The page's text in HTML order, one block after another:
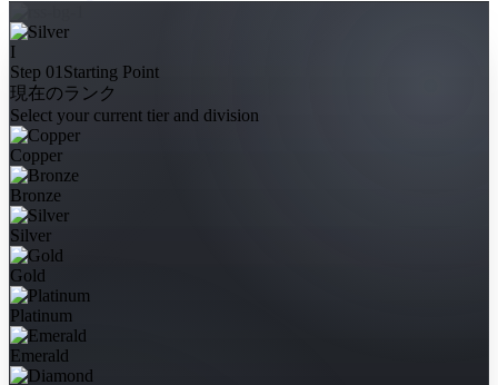
I
Step 01 Starting Point
現在のランク
Select your current tier and division
Copper
Bronze
Silver
Gold
Platinum
Emerald